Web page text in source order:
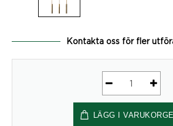
Kontakta oss för fler
Taklampa
Stav
mängd
LÄGG I